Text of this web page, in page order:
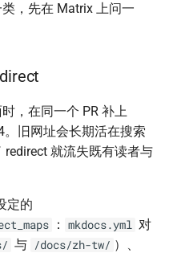
，先在 Matrix 上问一
，在同一个 PR 补上
旧网址会长期活在搜索
就流失既有读者与
定的
： mkdocs.yml 对
与 /docs/zh-tw/ ）、